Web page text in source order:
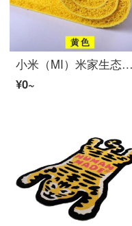
小️米（MI）米家生态家居同款门シルク圈大门口入户门厅可裁剪家用滑水地毯 黄色 50*180CM
¥0~